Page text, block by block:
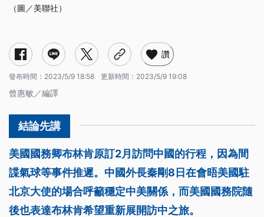
（圖／美聯社）
讚
發布時間： 2023/5/9 18:58 更新時間： 2023/5/9 19:08
曾惠敏／編譯
美國國務卿布林肯原訂2月訪問中國的行程，因為間
諜氣球等事件推遲。中國外長秦剛8日在會晤美國駐
北京大使的場合呼籲穩定中美關係，而美國國務院隨
後也表達布林肯希望重新展開訪中之旅。